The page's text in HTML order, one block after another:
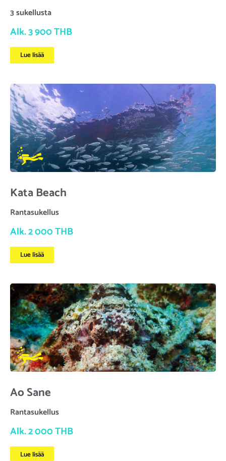
3 sukellusta
Alk. 3 900 THB
Lue lisää
Kata Beach
Rantasukellus
Alk. 2 000 THB
Lue lisää
Ao Sane
Rantasukellus
Alk. 2 000 THB
Lue lisää